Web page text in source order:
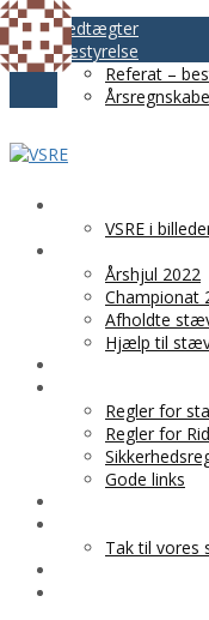
Vedtægter
Bestyrelse
Referat –
VSRE i
Årshjul 2022
Championat
Afholdte
Hjælp til
Regler for
Regler for
Gode links
Tak til vores